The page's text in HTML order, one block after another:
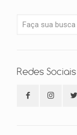
Redes Sociais